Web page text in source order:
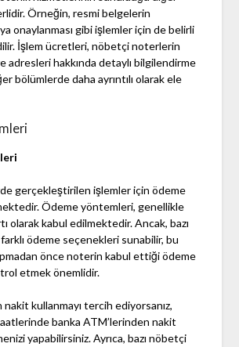
Örneğin, resmi belgelerin
onaylanması gibi işlemler için de belirli
İşlem ücretleri, nöbetçi noterlerin
adresleri hakkında detaylı bilgilendirme
bölümlerde daha ayrıntılı olarak ele
gerçekleştirilen işlemler için ödeme
Ödeme yöntemleri, genellikle
olarak kabul edilmektedir. Ancak, bazı
ödeme seçenekleri sunabilir, bu
önce noterin kabul ettiği ödeme
etmek önemlidir.
kullanmayı tercih ediyorsanız,
banka ATM’lerinden nakit
yapabilirsiniz. Ayrıca, bazı nöbetçi